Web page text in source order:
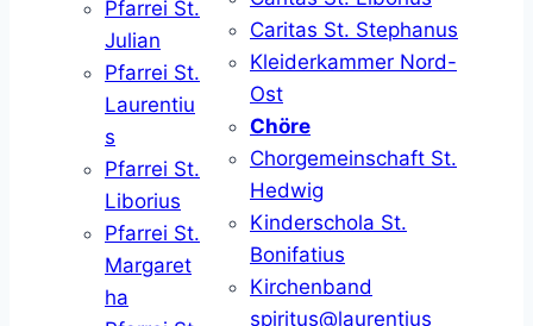
Pfarrei St.
Julian
Pfarrei St.
Laurentiu
s
Pfarrei St.
Liborius
Pfarrei St.
Margaret
ha
Caritas St. Stephanus
Kleiderkammer Nord-
Ost
Chöre
Chorgemeinschaft St.
Hedwig
Kinderschola St.
Bonifatius
Kirchenband
spiritus@laurentius